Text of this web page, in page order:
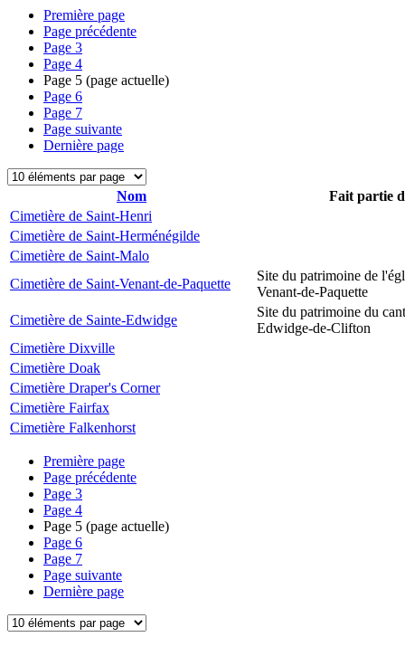
Première page
Page précédente
Page 3
Page 4
Page 5 (page actuelle)
Page 6
Page 7
Page suivante
Dernière page
Nom
Fait partie
Cimetière de Saint-Henri
Cimetière de Saint-Herménégilde
Cimetière de Saint-Malo
Cimetière de Saint-Venant-de-Paquette
Site du patrimoine de
Venant-de-Paquette
Cimetière de Sainte-Edwidge
Site du patrimoine du
Edwidge-de-Clifton
Cimetière Dixville
Cimetière Doak
Cimetière Draper's Corner
Cimetière Fairfax
Cimetière Falkenhorst
Première page
Page précédente
Page 3
Page 4
Page 5 (page actuelle)
Page 6
Page 7
Page suivante
Dernière page